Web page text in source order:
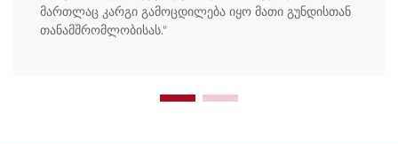
მართლაც კარგი გამოცდილება იყო მათი გუნდისთან
თანამშრომლობისას."